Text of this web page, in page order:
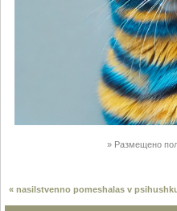
Размещено
« nasilstvenno pomeshalas v